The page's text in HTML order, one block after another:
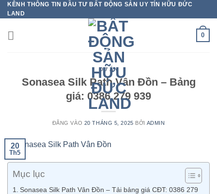
Bỏ
qua
nội
dung
KÊNH THÔNG TIN ĐẦU TƯ BẤT ĐỘNG SẢN UY TÍN HỮU ĐỨC
LAND
0
DỰ ÁN
Sonasea Silk Path Vân Đồn – Bảng
giá: 0386 279 939
ĐĂNG VÀO 20 THÁNG 5, 2025 BỞI ADMIN
20
Th5
Mục lục
Sonasea Silk Path Vân Đồn – Tải bảng giá CĐT: 0386 279